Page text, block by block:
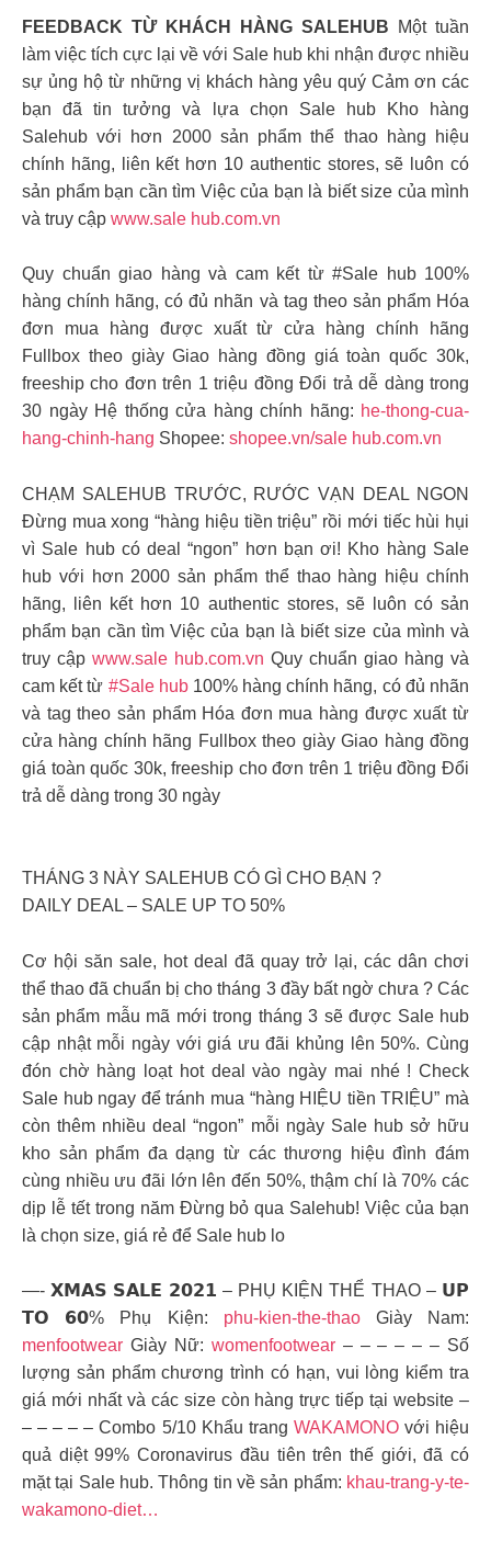
FEEDBACK TỪ KHÁCH HÀNG SALEHUB Một tuần
làm việc tích cực lại về với Sale hub khi nhận được nhiều
sự ủng hộ từ những vị khách hàng yêu quý Cảm ơn các
bạn đã tin tưởng và lựa chọn Sale hub Kho hàng
Salehub với hơn 2000 sản phẩm thể thao hàng hiệu
chính hãng, liên kết hơn 10 authentic stores, sẽ luôn có
sản phẩm bạn cần tìm Việc của bạn là biết size của mình
và truy cập www.sale hub.com.vn
Quy chuẩn giao hàng và cam kết từ #Sale hub 100%
hàng chính hãng, có đủ nhãn và tag theo sản phẩm Hóa
đơn mua hàng được xuất từ cửa hàng chính hãng
Fullbox theo giày Giao hàng đồng giá toàn quốc 30k,
freeship cho đơn trên 1 triệu đồng Đổi trả dễ dàng trong
30 ngày Hệ thống cửa hàng chính hãng: he-thong-cua-
hang-chinh-hang Shopee: shopee.vn/sale hub.com.vn
CHẠM SALEHUB TRƯỚC, RƯỚC VẠN DEAL NGON
Đừng mua xong “hàng hiệu tiền triệu” rồi mới tiếc hùi hụi
vì Sale hub có deal “ngon” hơn bạn ơi! Kho hàng Sale
hub với hơn 2000 sản phẩm thể thao hàng hiệu chính
hãng, liên kết hơn 10 authentic stores, sẽ luôn có sản
phẩm bạn cần tìm Việc của bạn là biết size của mình và
truy cập www.sale hub.com.vn Quy chuẩn giao hàng và
cam kết từ #Sale hub100% hàng chính hãng, có đủ nhãn
và tag theo sản phẩm Hóa đơn mua hàng được xuất từ
cửa hàng chính hãng Fullbox theo giày Giao hàng đồng
giá toàn quốc 30k, freeship cho đơn trên 1 triệu đồng Đổi
trả dễ dàng trong 30 ngày
THÁNG 3 NÀY SALEHUB CÓ GÌ CHO BẠN ?
DAILY DEAL – SALE UP TO 50%
Cơ hội săn sale, hot deal đã quay trở lại, các dân chơi
thể thao đã chuẩn bị cho tháng 3 đầy bất ngờ chưa ? Các
sản phẩm mẫu mã mới trong tháng 3 sẽ được Sale hub
cập nhật mỗi ngày với giá ưu đãi khủng lên 50%. Cùng
đón chờ hàng loạt hot deal vào ngày mai nhé ! Check
Sale hub ngay để tránh mua “hàng HIỆU tiền TRIỆU” mà
còn thêm nhiều deal “ngon” mỗi ngày Sale hub sở hữu
kho sản phẩm đa dạng từ các thương hiệu đình đám
cùng nhiều ưu đãi lớn lên đến 50%, thậm chí là 70% các
dịp lễ tết trong năm Đừng bỏ qua Salehub! Việc của bạn
là chọn size, giá rẻ để Sale hub lo
—- 𝗫𝗠𝗔𝗦 𝗦𝗔𝗟𝗘 𝟮𝟬𝟮𝟭 – PHỤ KIỆN THỂ THAO – 𝗨𝗣
𝗧𝗢 𝟲𝟬% Phụ Kiện: phu-kien-the-thaoGiày Nam:
menfootwear Giày Nữ: womenfootwear– – – – – – Số
lượng sản phẩm chương trình có hạn, vui lòng kiểm tra
giá mới nhất và các size còn hàng trực tiếp tại website –
– – – – – Combo 5/10 Khẩu trang WAKAMONOvới hiệu
quả diệt 99% Coronavirus đầu tiên trên thế giới, đã có
mặt tại Sale hub. Thông tin về sản phẩm: khau-trang-y-te-
wakamono-diet…